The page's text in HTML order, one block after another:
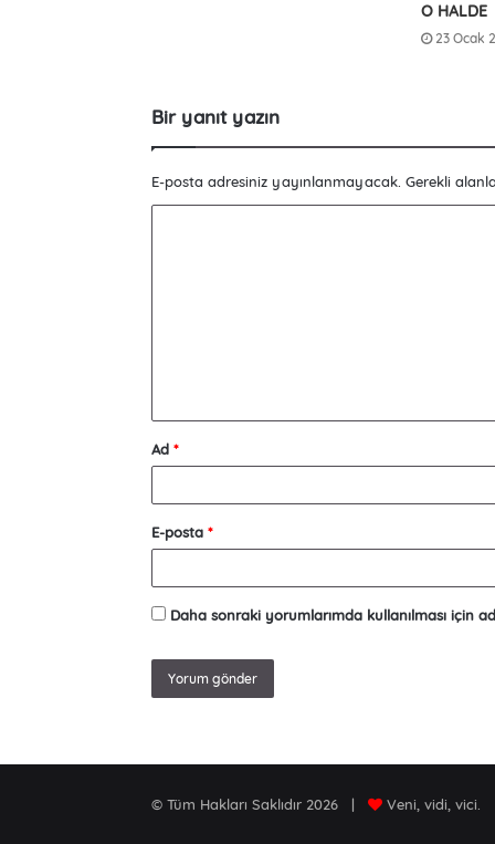
O HALDE
23 Ocak
Bir yanıt yazın
E-posta adresiniz yayınlanmayacak. Gerekli
Ad *
E-posta *
Daha sonraki yorumlarımda kullanılması için
© Tüm Hakları Saklıdır 2026 | Veni, vidi, vici.